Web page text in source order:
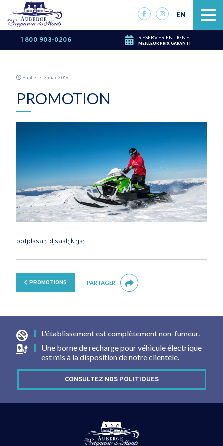
EN
1 800 903-0206 RÉSERVER EN LIGNE
MEILLEUR PRIX GARANTI
Publié le 2 mai 2019
PROMOTION
pofjdksal;fdjsakl;jkl;jk;
PROMOTIONS PARTAGER
L'établissement est complètement non-fumeur.
Une borne de recharge pour véhicule électrique
est mis à la disposition de notre clientèle.
CONSULTEZ NOS POLITIQUES